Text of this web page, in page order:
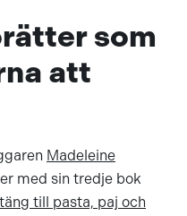
som
att
Madeleine
med sin tredje bok
till pasta, paj och